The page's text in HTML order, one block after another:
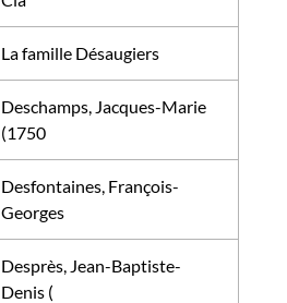
La famille Désaugiers
Deschamps, Jacques-Marie
(1750
Desfontaines, François-
Georges
Desprès, Jean-Baptiste-
Denis (